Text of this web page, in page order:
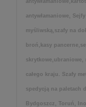
antywłamaniowe,
myśliwską,szafy na
broń,kasy
skrytkowe,ubraniowe,
całego kraju. Szafy
spedycją na paletach
Bydgoszcz, Toruń,